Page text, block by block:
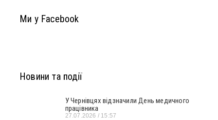
Ми у Facebook
Новини та події
У Чернівцях відзначили День медичного
працівника
27.07.2026 15:57